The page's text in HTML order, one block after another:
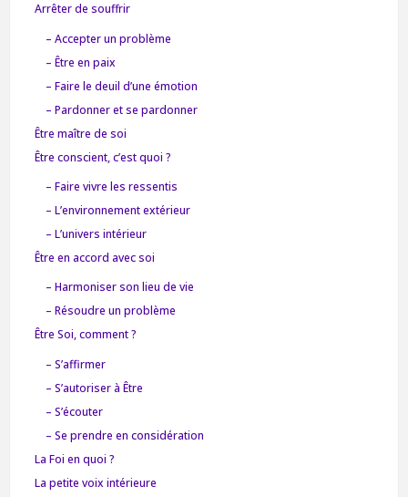
Arrêter de souffrir
– Accepter un problème
– Être en paix
– Faire le deuil d’une émotion
– Pardonner et se pardonner
Être maître de soi
Être conscient, c’est quoi ?
– Faire vivre les ressentis
– L’environnement extérieur
– L’univers intérieur
Être en accord avec soi
– Harmoniser son lieu de vie
– Résoudre un problème
Être Soi, comment ?
– S’affirmer
– S’autoriser à Être
– S’écouter
– Se prendre en considération
La Foi en quoi ?
La petite voix intérieure